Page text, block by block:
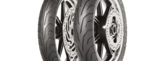
Kontakt